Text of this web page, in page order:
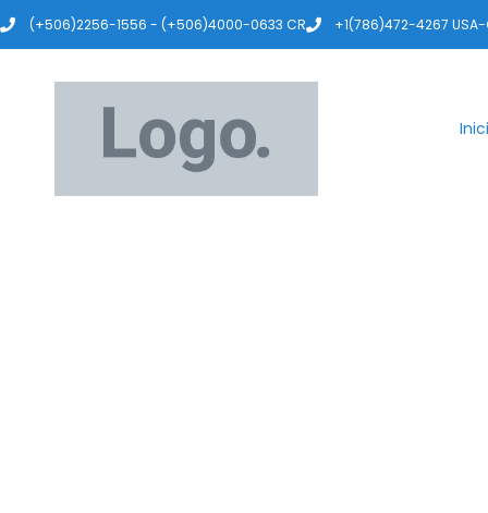
(+506)2256-1556 - (+506)4000-0633 CR +1(786)472-4267 USA-